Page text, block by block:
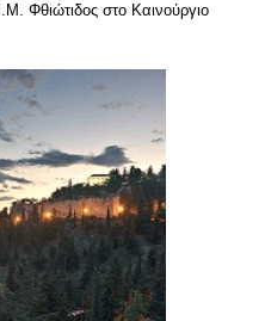
Φθιώτιδος στο Καινούργιο